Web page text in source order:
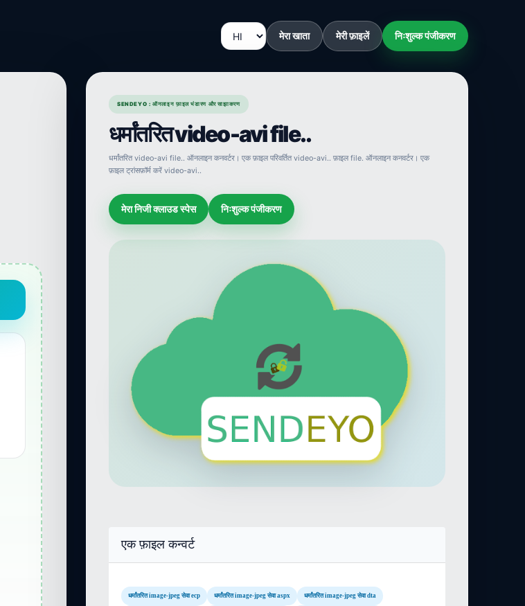
मेरा खाता मेरी फ़ाइलें निःशुल्क पंजीकरण
SENDEYO : ऑनलाइन फ़ाइल भंडारण और साझाकरण
धर्मांतरित video-avi file..
धर्मांतरित video-avi file.. ऑनलाइन कनवर्टर। एक फ़ाइल परिवर्तित video-avi.. फ़ाइल file. ऑनलाइन कनवर्टर। एक
फ़ाइल ट्रांसफ़ॉर्म करें video-avi..
मेरा निजी क्लाउड स्पेस निःशुल्क पंजीकरण
एक फ़ाइल कन्वर्ट
धर्मांतरित image-jpeg सेवा ecp धर्मांतरित image-jpeg सेवा aspx धर्मांतरित image-jpeg सेवा dta